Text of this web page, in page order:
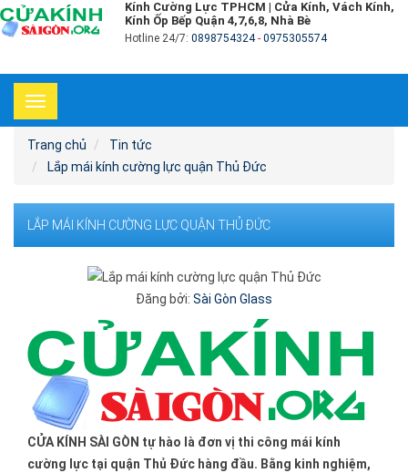
Kính Cường Lực TPHCM | Cửa Kính, Vách Kính,
Kính Ốp Bếp Quận 4,7,6,8, Nhà Bè
Hotline 24/7: 0898754324- 0975305574
Toggle
navigation
Trang chủ
Tin tức
Lắp mái kính cường lực quận Thủ Đức
LẮP MÁI KÍNH CƯỜNG LỰC QUẬN THỦ ĐỨC
Đăng bởi: Sài Gòn Glass
CỬA KÍNH SÀI GÒN tự hào là đơn vị thi công mái kính
cường lực tại quận Thủ Đức hàng đầu. Bằng kinh nghiệm,